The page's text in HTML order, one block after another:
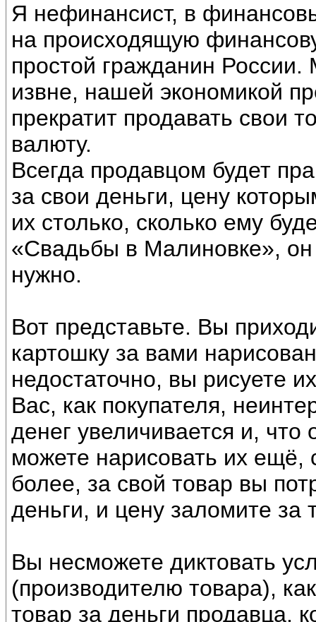
Я нефинансист, в
на происходящую
простой гражданин
извне, нашей экономикой
прекратит продавать свои
валюту.
Всегда продавцом будет
за свои деньги, цену
их столько, сколько ему
«Свадьбы в Малиновке», он
нужно.
Вот представьте. Вы
картошку за вами
недостаточно, вы рисуете
Вас, как покупателя,
денег увеличивается и,
можете нарисовать их ещё,
более, за свой товар вы
деньги, и цену заломите за
Вы несможете диктовать
(производителю товара),
товар за деньги продавца,